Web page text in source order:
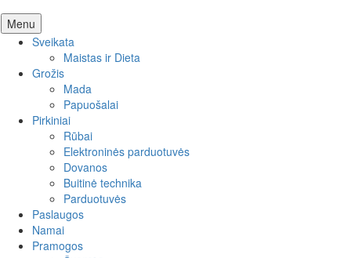
Menu Skip
to
content
Sveikata
Maistas ir Dieta
Grožis
Mada
Papuošalai
Pirkiniai
Rūbai
Elektroninės parduotuvės
Dovanos
Buitinė technika
Parduotuvės
Paslaugos
Namai
Pramogos